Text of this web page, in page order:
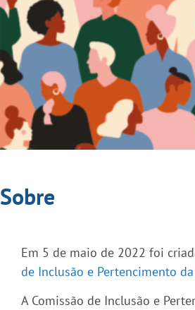
Sobre
Em 5 de maio de 2022 foi
de Inclusão e Pertencimento da
A Comissão de Inclusão e